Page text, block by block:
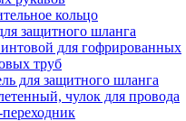
кольцо
защитного шланга
для гофрированных
труб
для защитного шланга
чулок для провода